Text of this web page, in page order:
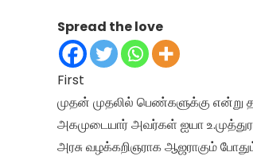
Spread the love
First
முதன் முதலில் பெண்களுக்கு என்று
அகமுடையார் அவர்கள் ஐயா
அரசு வழக்கறிஞராக ஆஜராகும்